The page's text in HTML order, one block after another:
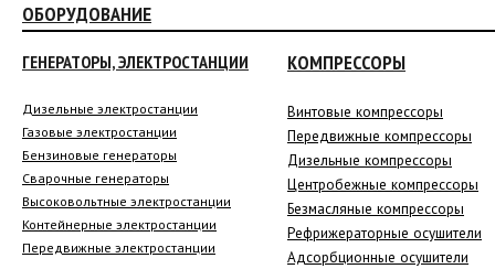
ОБОРУДОВАНИЕ
ГЕНЕРАТОРЫ, ЭЛЕКТРОСТАНЦИИ
Дизельные электростанции
Газовые электростанции
Бензиновые генераторы
Сварочные генераторы
Высоковольтные электростанции
Контейнерные электростанции
Передвижные электростанции
КОМПРЕССОРЫ
Винтовые компрессоры
Передвижные компрессоры
Дизельные компрессоры
Центробежные компрессоры
Безмасляные компрессоры
Рефрижераторные осушители
Адсорбционные осушители